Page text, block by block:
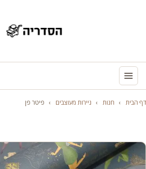
דף הבית › חנות › ניירות מעוצבים › פיטר פן